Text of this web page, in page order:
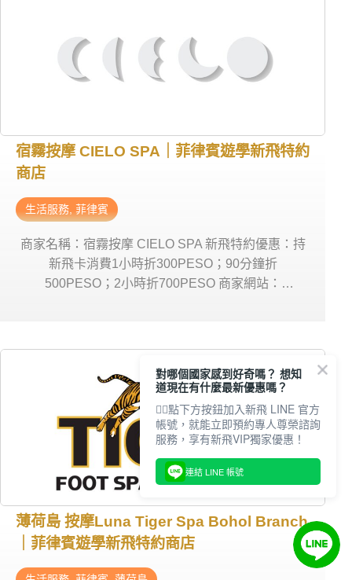
宿霧按摩 CIELO SPA｜菲律賓遊學新飛特約
商店
生活服務, 菲律賓
商家名稱：宿霧按摩 CIELO SPA 新飛特約優惠：持
新飛卡消費1小時折300PESO；90分鐘折
500PESO；2小時折700PESO 商家網站：
薄荷島 按摩Luna Tiger Spa Bohol Branch
｜菲律賓遊學新飛特約商店
對哪個國家感到好奇嗎？ 想知
道現在有什麼最新優惠嗎？
👇🏻點下方按鈕加入新飛 LINE 官方
帳號，就能立即預約專人尊榮諮詢
服務，享有新飛VIP獨家優惠！
連結 LINE 帳號